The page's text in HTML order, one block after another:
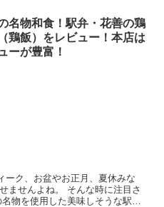
名物和食！駅弁・花善の鶏
鶏飯）をレビュー！本店は
ーが豊富！
ーク、お盆やお正月、夏休みな
そんな時に注目さ